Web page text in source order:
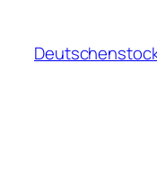
contenu